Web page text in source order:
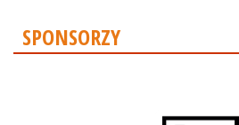
SPONSORZY